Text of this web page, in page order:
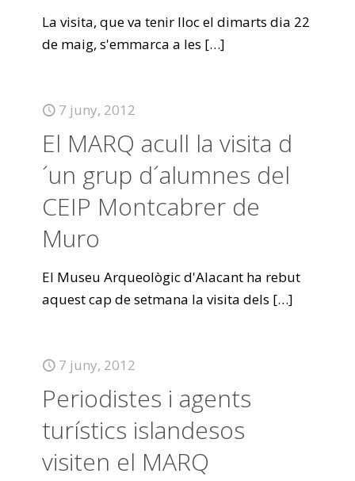
La visita, que va tenir lloc el dimarts dia 22
de maig, s'emmarca a les […]
7 juny, 2012
El MARQ acull la visita d
´un grup d´alumnes del
CEIP Montcabrer de
Muro
El Museu Arqueològic d'Alacant ha rebut
aquest cap de setmana la visita dels […]
7 juny, 2012
Periodistes i agents
turístics islandesos
visiten el MARQ